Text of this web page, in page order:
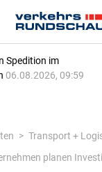
Spedition im
06.08.2026, 09:59
Transport +
planen